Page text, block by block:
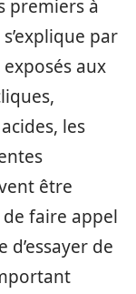
premiers à
par
aux
les
être
de faire appel
de